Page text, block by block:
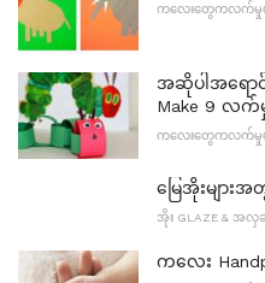
ကလေးတွေကလက်မှုပ
အဆိုပါအရောင်
Make 9 လက်
ကလေးတွေကလက်မှုပ
မြေအိုးများ
အိုး GLAZE & အလှ
ကလေး